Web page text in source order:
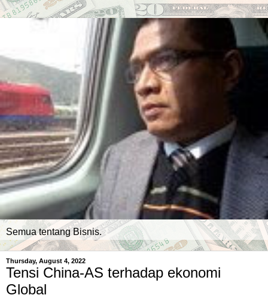
Semua tentang Bisnis.
Thursday, August 4, 2022
Tensi China-AS terhadap ekonomi
Global